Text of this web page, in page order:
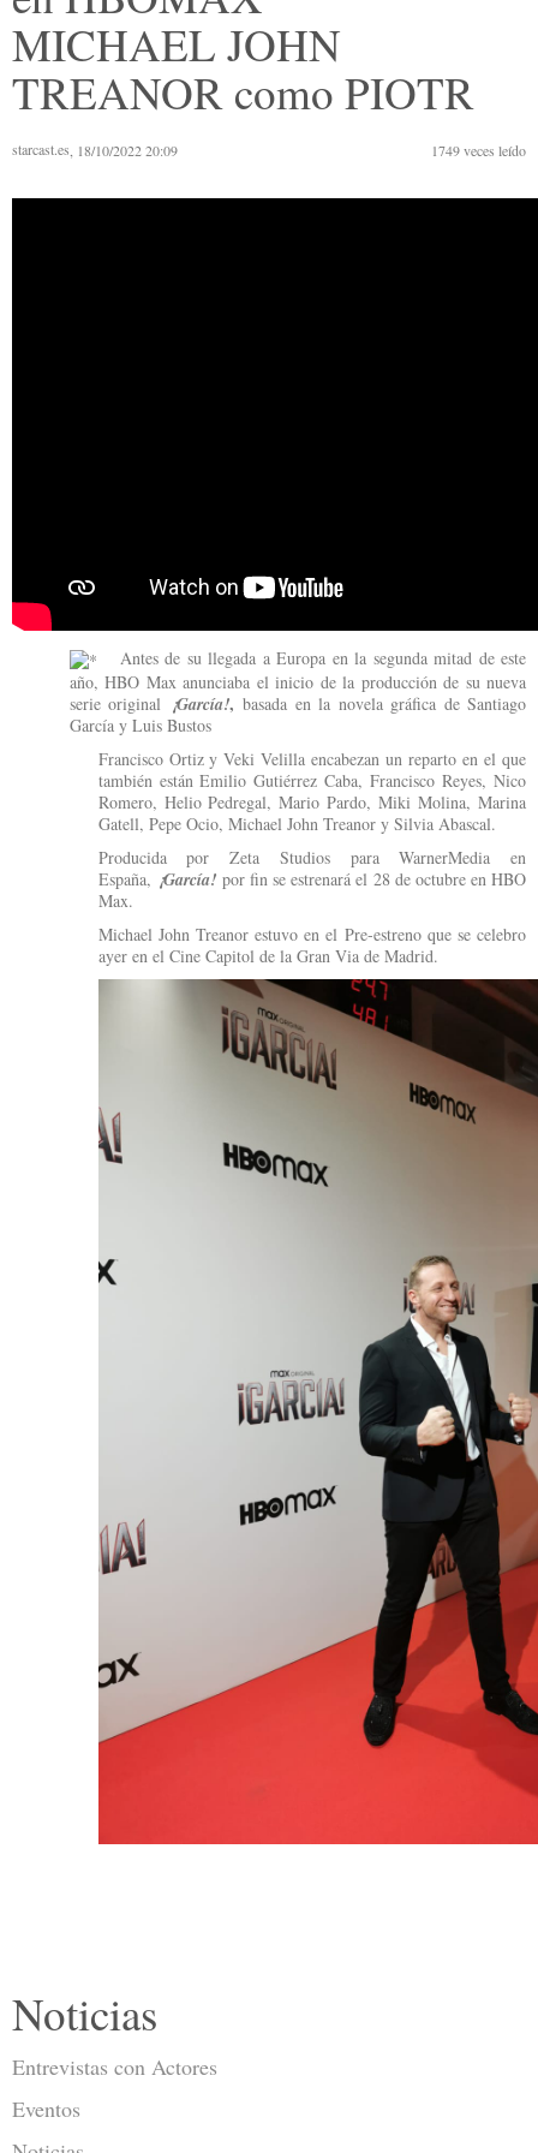
MICHAEL JOHN
TREANOR como PIOTR
starcast.es , 18/10/2022 20:09 1749veces leído
Antes de su llegada a Europa en la segunda mitad de este
año, HBO Max anunciaba el inicio de la producción de su nueva
serie original ¡García!, basada en la novela gráfica de Santiago
García y Luis Bustos
Francisco Ortiz y Veki Velilla encabezan un reparto en el que
también están Emilio Gutiérrez Caba, Francisco Reyes, Nico
Romero, Helio Pedregal, Mario Pardo, Miki Molina, Marina
Gatell, Pepe Ocio, Michael John Treanor y Silvia Abascal.
Producida por Zeta Studios para WarnerMedia en
España, ¡García! por fin se estrenará el 28 de octubre en HBO
Max.
Michael John Treanor estuvo en el Pre-estreno que se celebro
ayer en el Cine Capitol de la Gran Via de Madrid.
Noticias
Entrevistas con Actores
Eventos